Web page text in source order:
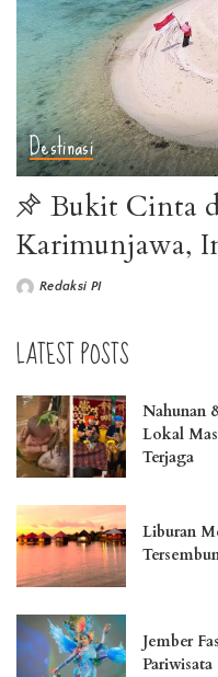
Destinasi
Bukit Cinta
Karimunjawa,
Redaksi PI
LATEST POSTS
Nahunan
Lokal
Terjaga
Liburan
Jember